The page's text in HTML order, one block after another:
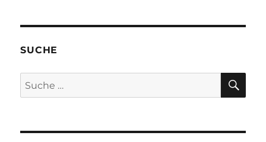
SUCHE
Suche
nach: